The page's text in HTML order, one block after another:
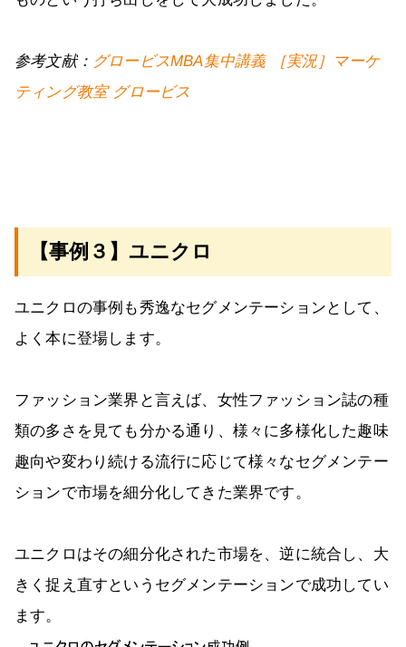
参考文献： グロービスMBA集中講義 ［実況］マーケ
ティング教室 グロービス
【事例３】ユニクロ
ユニクロの事例も秀逸なセグメンテーションとして、
よく本に登場します。
ファッション業界と言えば、女性ファッション誌の種
類の多さを見ても分かる通り、様々に多様化した趣味
趣向や変わり続ける流行に応じて様々なセグメンテー
ションで市場を細分化してきた業界です。
ユニクロはその細分化された市場を、逆に統合し、大
きく捉え直すというセグメンテーションで成功してい
ます。